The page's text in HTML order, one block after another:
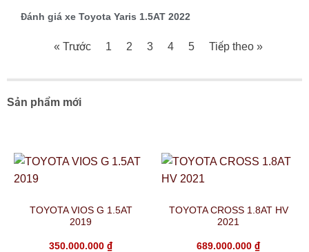
Đánh giá xe Toyota Yaris 1.5AT 2022
« Trước 1 2 3 4 5 Tiếp theo »
Sản phẩm mới
TOYOTA VIOS G 1.5AT
2019
350.000.000 ₫
TOYOTA CROSS 1.8AT HV
2021
689.000.000 ₫